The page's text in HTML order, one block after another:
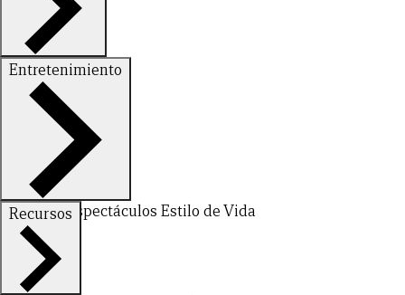
FinanzasOpinión
Entretenimiento
DeportesEspectáculos Estilo de Vida
Recursos